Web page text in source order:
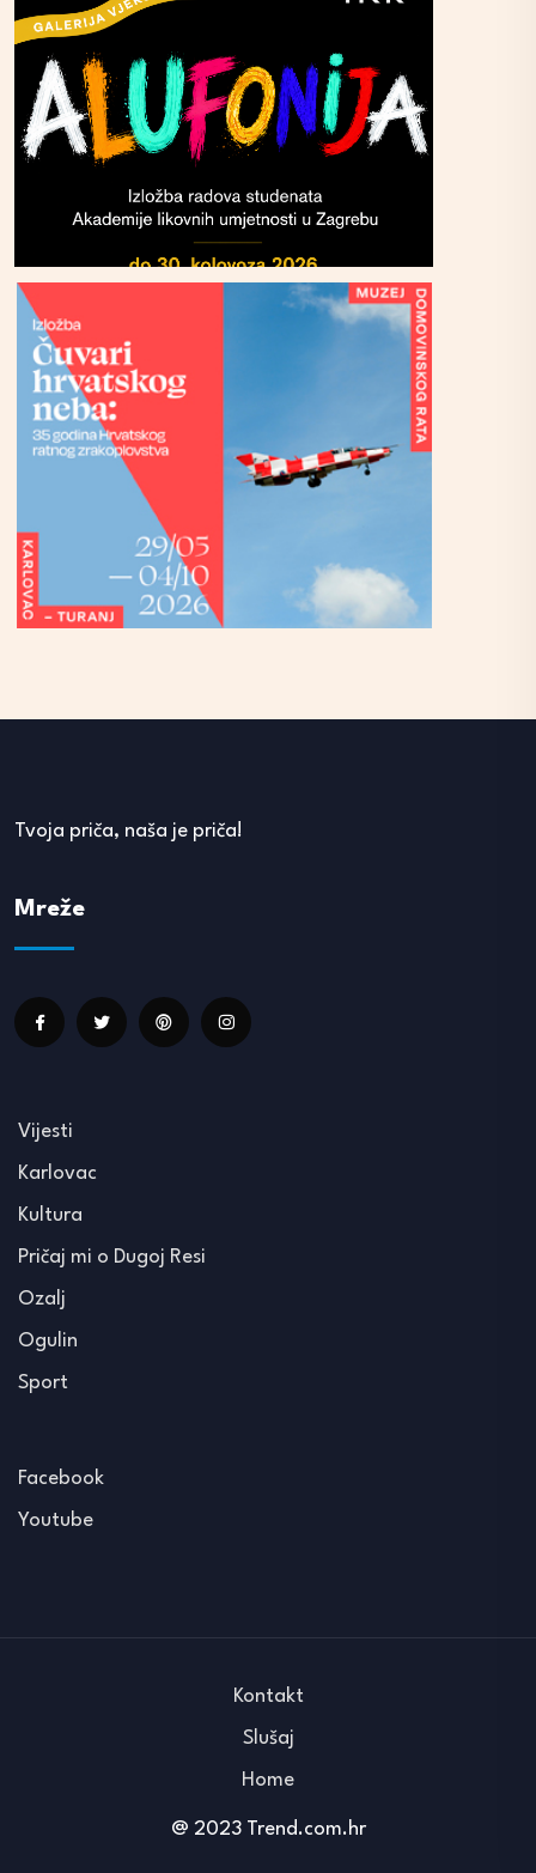
Tvoja priča, naša je priča!
Mreže
Vijesti
Karlovac
Kultura
Pričaj mi o Dugoj Resi
Ozalj
Ogulin
Sport
Facebook
Youtube
@ 2023 Trend.com.hr
Kontakt
Slušaj
Home